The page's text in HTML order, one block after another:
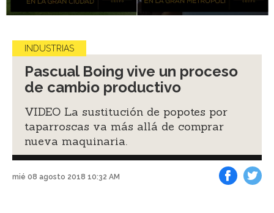
INDUSTRIAS
Pascual Boing vive un proceso
de cambio productivo
VIDEO La sustitución de popotes por
taparroscas va más allá de comprar
nueva maquinaria.
mié 08 agosto 2018 10:32 AM